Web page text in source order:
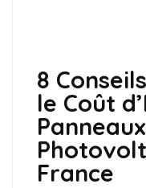
8
le Coût
Panneaux
France